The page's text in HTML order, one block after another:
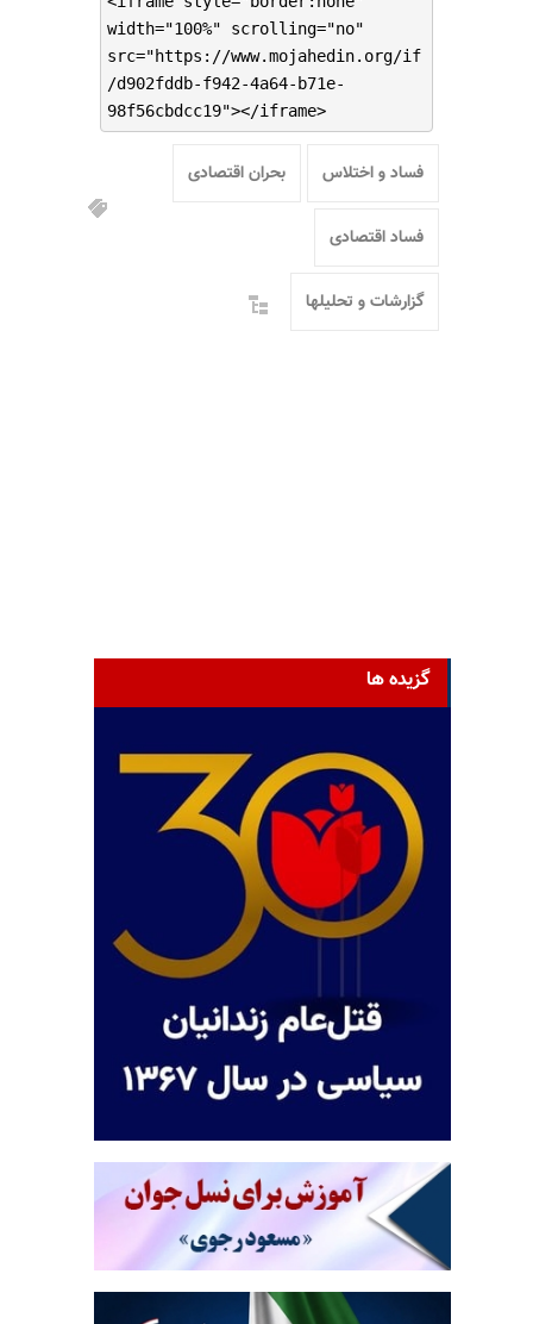
width="100%" scrolling="no"
src="https://www.mojahedin.org/if
/d902fddb-f942-4a64-b71e-
98f56cbdcc19"></iframe>
فساد و اختلاس بحران اقتصادی
فساد اقتصادی
گزارشات و تحلیلها
گزیده ها